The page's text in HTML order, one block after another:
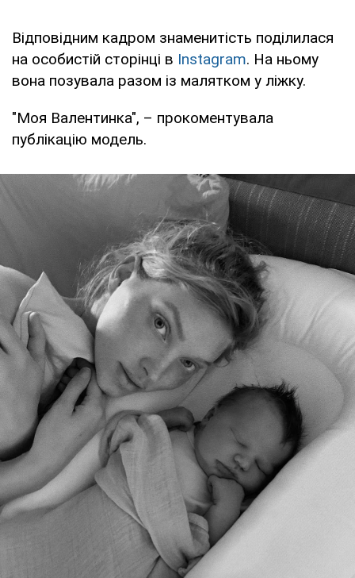
Відповідним кадром знаменитість поділилася
на особистій сторінці в Instagram. На ньому
вона позувала разом із малятком у ліжку.
"Моя Валентинка", – прокоментувала
публікацію модель.